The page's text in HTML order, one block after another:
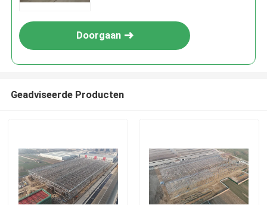
Doorgaan
Geadviseerde Producten